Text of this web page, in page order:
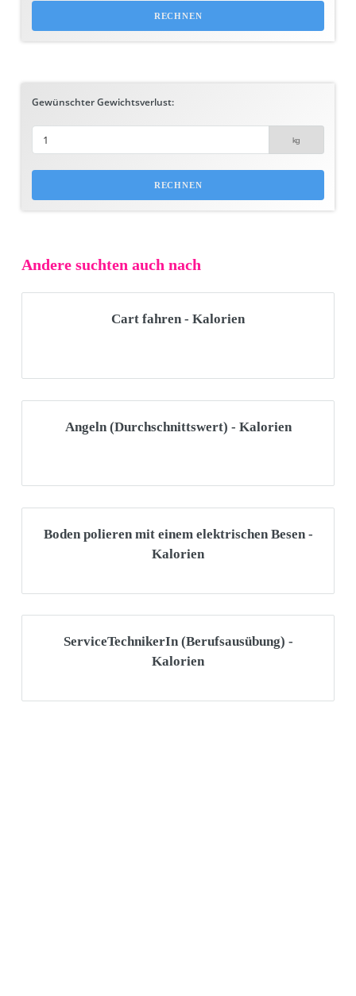
Gewünschter Gewichtsverlust:
Andere suchten auch nach
Cart fahren - Kalorien
Angeln (Durchschnittswert) - Kalorien
Boden polieren mit einem elektrischen Besen -
Kalorien
ServiceTechnikerIn (Berufsausübung) -
Kalorien